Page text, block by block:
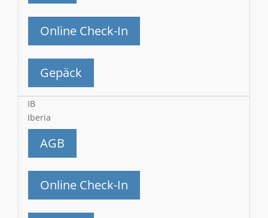
Online Check-In
Gepäck
IB
Iberia
AGB
Online Check-In